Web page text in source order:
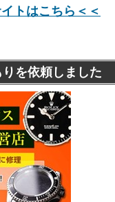
トはこちら＜＜
を依頼しました